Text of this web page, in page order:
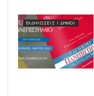
ΕΚΔΗΛΏΣΕΙΣ | ΔΉΜΟΙ